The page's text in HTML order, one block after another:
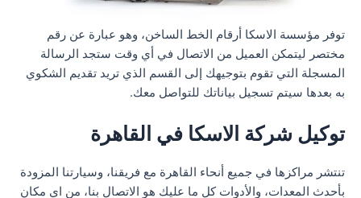
توفر مؤسسة الاسكا أرقام الخط الساخن، وهو عبارة عن رقم
مختصر ليتمكن العميل من الاتصال في أي وقت ستجد الرسالة
المسجلة التي تقوم بتوجيهك إلى القسم الذي تريد تقديم الشكوي
به بعدها سيتم تسجيل بياناتك للتواصل معك.
توكيل شركة الاسكا في القاهرة
تنتشر مراكزها في جميع أنحاء القاهرة مع فريقنا، وسيارتنا المزودة
بأحدث المعدات، والأدوات كل ما عليك هو الاتصال بنا، من اي مكان